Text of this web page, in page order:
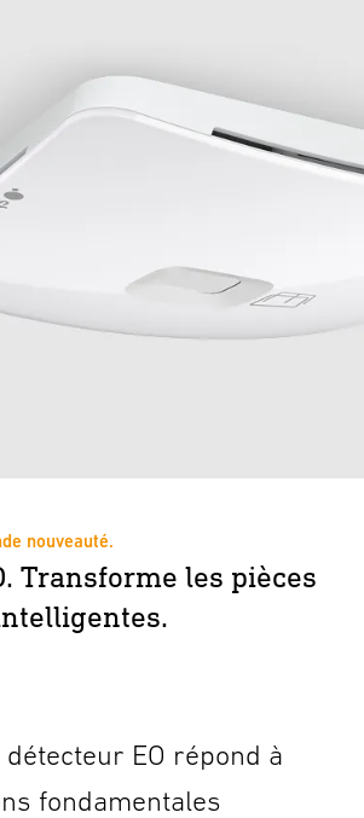
nouveauté.
Transforme les pièces
détecteur EO répond à
fondamentales